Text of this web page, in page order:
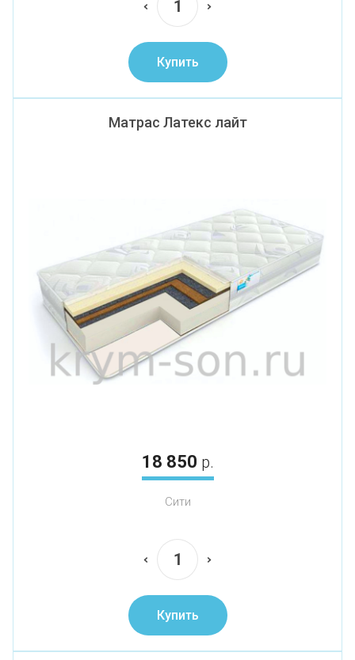
Купить
Матрас Латекс лайт
18 850 р.
Сити
Купить